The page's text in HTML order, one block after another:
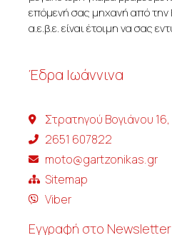
επόμενή σας μηχανή από την
α.ε.β.ε. είναι έτοιμη να σας
Έδρα Ιωάννινα
Στρατηγού Βογιάνου
2651 607822
moto@gartzonikas.gr
Sitemap
Viber
Εγγραφή στο Newsletter